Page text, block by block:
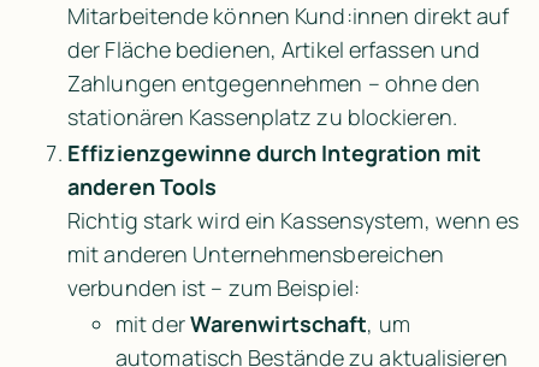
Mitarbeitende können Kund:innen direkt auf
der Fläche bedienen, Artikel erfassen und
Zahlungen entgegennehmen – ohne den
stationären Kassenplatz zu blockieren.
Effizienzgewinne durch Integration mit
anderen Tools
Richtig stark wird ein Kassensystem, wenn es
mit anderen Unternehmensbereichen
verbunden ist – zum Beispiel:
mit der Warenwirtschaft, um
automatisch Bestände zu aktualisieren